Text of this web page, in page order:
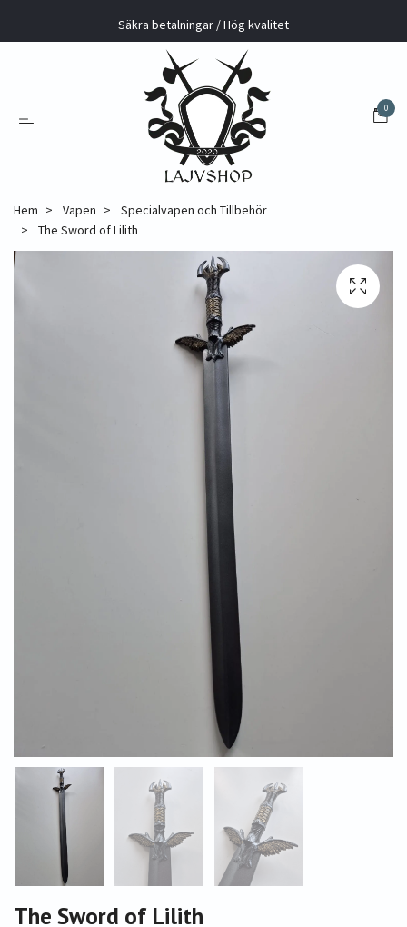
Säkra betalningar / Hög kvalitet
0
Hem Vapen
Specialvapen och Tillbehör
The Sword of Lilith
The Sword of Lilith